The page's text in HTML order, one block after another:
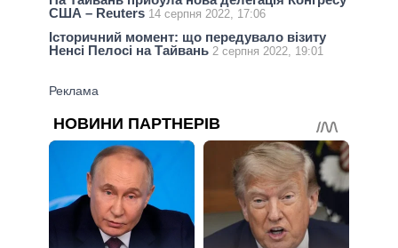
США – Reuters 14 серпня 2022, 17:06
Історичний момент: що передувало візиту
Ненсі Пелосі на Тайвань 2 серпня 2022, 19:01